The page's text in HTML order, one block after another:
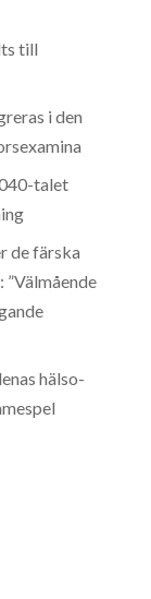
till
i den
talet
de färska
hälso-